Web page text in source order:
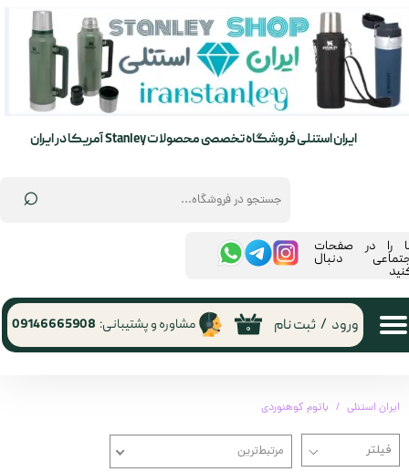
⌕
ایران استنلی فروشگاه تخصصی محصولات Stanley آمریکا در ایران
۰ ورود / ثبت نام
حساب کاربری من
تغییر گذر واژه
مشاوره و پشتیبانی: 09146665908
را در صفحات
دنبال
ایران استنلی باتوم کوهنوردی
مرتبط‌ترین